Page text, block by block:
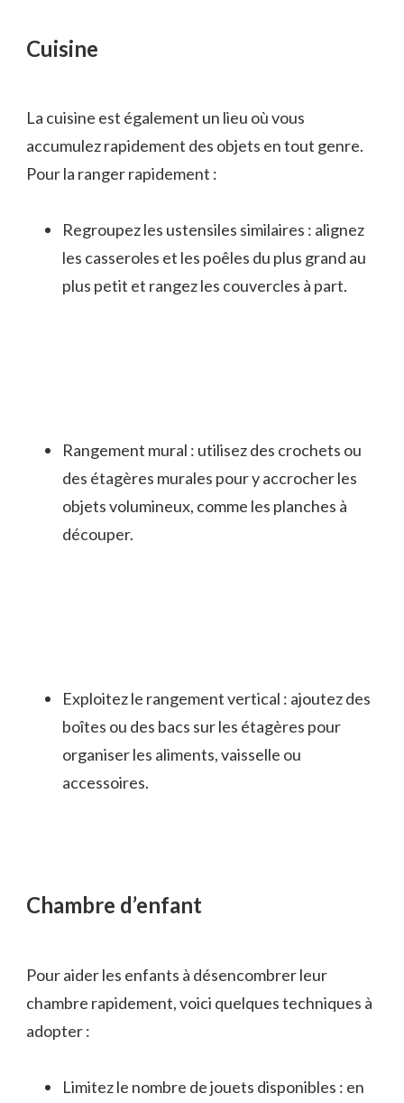
Cuisine
La cuisine est également un lieu où vous
accumulez rapidement des objets en tout genre.
Pour la ranger rapidement :
Regroupez les ustensiles similaires : alignez
les casseroles et les poêles du plus grand au
plus petit et rangez les couvercles à part.
Rangement mural : utilisez des crochets ou
des étagères murales pour y accrocher les
objets volumineux, comme les planches à
découper.
Exploitez le rangement vertical : ajoutez des
boîtes ou des bacs sur les étagères pour
organiser les aliments, vaisselle ou
accessoires.
Chambre d’enfant
Pour aider les enfants à désencombrer leur
chambre rapidement, voici quelques techniques à
adopter :
Limitez le nombre de jouets disponibles : en